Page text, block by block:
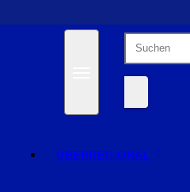
ÜBERREGIONAL